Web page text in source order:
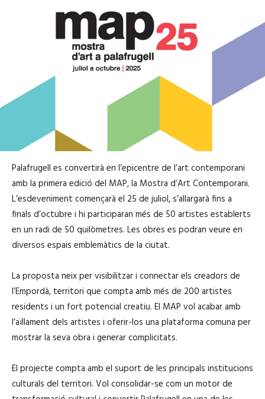
Palafrugell es convertirà en l’epicentre de l’art contemporani
amb la primera edició del MAP, la Mostra d’Art Contemporani.
L’esdeveniment començarà el 25 de juliol, s’allargarà fins a
finals d’octubre i hi participaran més de 50 artistes establerts
en un radi de 50 quilòmetres. Les obres es podran veure en
diversos espais emblemàtics de la ciutat.
La proposta neix per visibilitzar i connectar els creadors de
l’Empordà, territori que compta amb més de 200 artistes
residents i un fort potencial creatiu. El MAP vol acabar amb
l’aïllament dels artistes i oferir-los una plataforma comuna per
mostrar la seva obra i generar complicitats.
El projecte compta amb el suport de les principals institucions
culturals del territori. Vol consolidar-se com un motor de